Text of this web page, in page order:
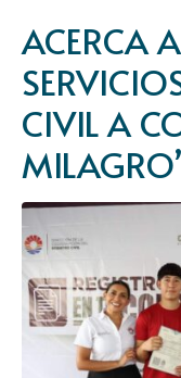
ACERCA
CIVIL A